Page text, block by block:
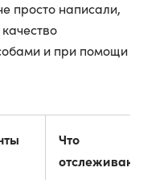
просто написали,
и при помощи
Что
отслеживают